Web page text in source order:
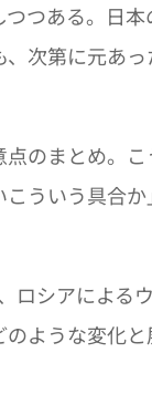
つある。日
次第に元あ
のまとめ。
ういう具合
シアによる
ような変化